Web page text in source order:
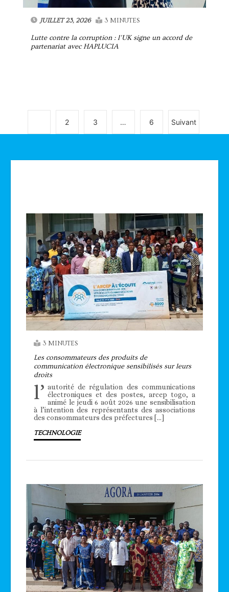
JUILLET 23, 2026 3 MINUTES
Lutte contre la corruption : l’UK signe un accord de
partenariat avec HAPLUCIA
2 3 … 6 Suivant
3 MINUTES
Les consommateurs des produits de
communication électronique sensibilisés sur leurs
droits
l’ autorité de régulation des communications
électroniques et des postes, arcep togo, a
animé le jeudi 6 août 2026 une sensibilisation
à l’intention des représentants des associations
des consommateurs des préfectures […]
TECHNOLOGIE